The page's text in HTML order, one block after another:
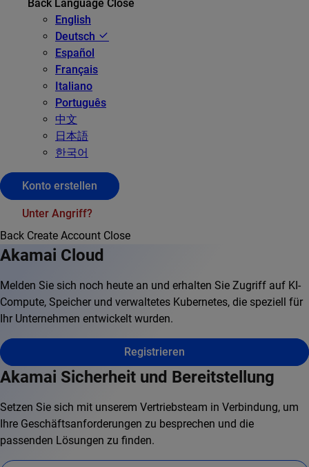
Back Language Close
English
Deutsch
Español
Français
Italiano
Português
中文
日本語
한국어
Konto erstellen
Unter Angriff?
Back Create Account Close
Akamai Cloud
Melden Sie sich noch heute an und erhalten Sie Zugriff auf KI-
Compute, Speicher und verwaltetes Kubernetes, die speziell für
Ihr Unternehmen entwickelt wurden.
Registrieren
Akamai Sicherheit und Bereitstellung
Setzen Sie sich mit unserem Vertriebsteam in Verbindung, um
Ihre Geschäftsanforderungen zu besprechen und die
passenden Lösungen zu finden.